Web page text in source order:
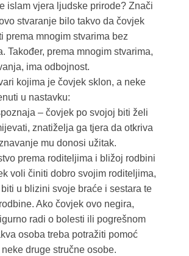
islam vjera ljudske prirode? Znači
stvaranje bilo takvo da čovjek
prema mnogim stvarima bez
Također, prema mnogim stvarima,
ima odbojnost.
kojima je čovjek sklon, a neke
u nastavku:
– čovjek po svojoj biti želi
znatiželja ga tjera da otkriva
mu donosi užitak.
prema roditeljima i bližoj rodbini
voli činiti dobro svojim roditeljima,
u blizini svoje braće i sestara te
Ako čovjek ovo negira,
radi o bolesti ili pogrešnom
osoba treba potražiti pomoć
druge stručne osobe.